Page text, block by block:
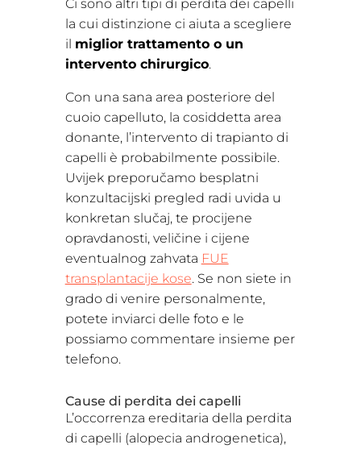
Ci sono altri tipi di perdita dei capelli
la cui distinzione ci aiuta a scegliere
il miglior trattamento o un
intervento chirurgico.
Con una sana area posteriore del
cuoio capelluto, la cosiddetta area
donante, l’intervento di trapianto di
capelli è probabilmente possibile.
Uvijek preporučamo besplatni
konzultacijski pregled radi uvida u
konkretan slučaj, te procijene
opravdanosti, veličine i cijene
eventualnog zahvata FUE
transplantacije kose. Se non siete in
grado di venire personalmente,
potete inviarci delle foto e le
possiamo commentare insieme per
telefono.
Cause di perdita dei capelli
L’occorrenza ereditaria della perdita
di capelli (alopecia androgenetica),